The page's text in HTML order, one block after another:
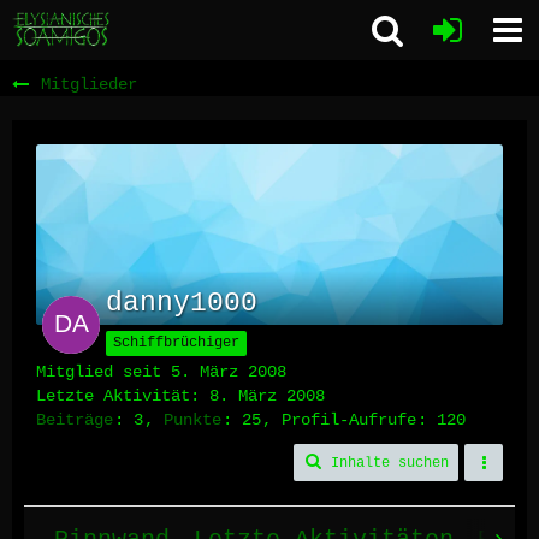
Mitglieder
danny1000
Schiffbrüchiger
Mitglied seit 5. März 2008
Letzte Aktivität: 8. März 2008
Beiträge
3 Punkte 25 Profil-Aufrufe 120
Inhalte suchen